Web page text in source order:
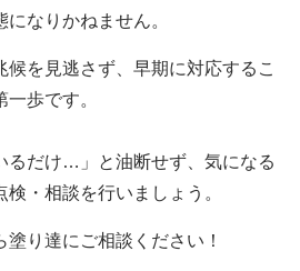
なりかねません。
候を見逃さず、早期に対応するこ
歩です。
るだけ…」と油断せず、気になる
・相談を行いましょう。
り達にご相談ください！